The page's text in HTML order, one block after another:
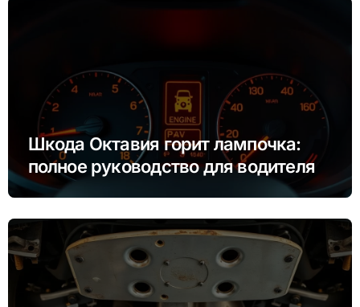
Шкода Октавия горит лампочка:
полное руководство для водителя